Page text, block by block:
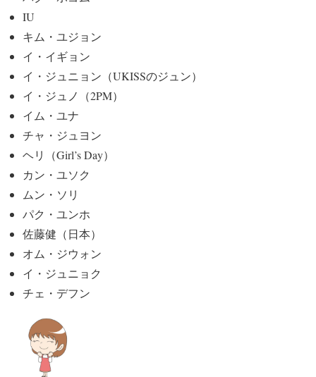
IU
キム・ユジョン
イ・イギョン
イ・ジュニョン（UKISSのジュン）
イ・ジュノ（2PM）
イム・ユナ
チャ・ジュヨン
ヘリ（Girl’s Day）
カン・ユソク
ムン・ソリ
パク・ユンホ
佐藤健（日本）
オム・ジウォン
イ・ジュニョク
チェ・デフン